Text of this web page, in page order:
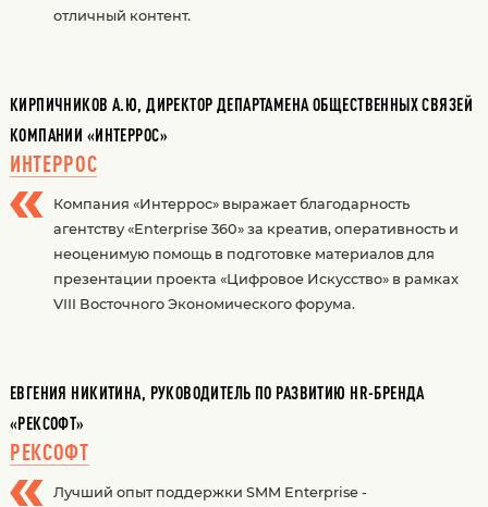
отличный контент.
КИРПИЧНИКОВ А.Ю, ДИРЕКТОР ДЕПАРТАМЕНА ОБЩЕСТВЕННЫХ СВЯЗЕЙ
КОМПАНИИ «ИНТЕРРОС»
ИНТЕРРОС
Компания «Интеррос» выражает благодарность
агентству «Enterprise 360» за креатив, оперативность и
неоценимую помощь в подготовке материалов для
презентации проекта «Цифровое Искусство» в рамках
VIII Восточного Экономического форума.
ЕВГЕНИЯ НИКИТИНА, РУКОВОДИТЕЛЬ ПО РАЗВИТИЮ HR-БРЕНДА
«РЕКСОФТ»
РЕКСОФТ
Лучший опыт поддержки SMM Enterprise -